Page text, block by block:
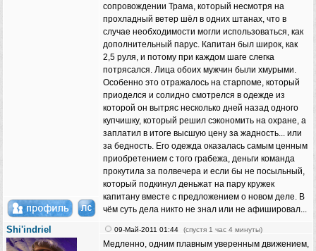
сопровождении Трама, который несмотря на
прохладный ветер шёл в одних штанах, что в
случае необходимости могли использоваться, как
дополнительный парус. Капитан был широк, как
2,5 руля, и потому при каждом шаге слегка
потрясался. Лица обоих мужчин были хмурыми.
Особенно это отражалось на старпоме, который
приоделся и солидно смотрелся в одежде из
которой он вытряс несколько дней назад одного
купчишку, который решил сэкономить на охране, а
заплатил в итоге высшую цену за жадность... или
за бедность. Его одежда оказалась самым ценным
приобретением с того грабежа, деньги команда
прокутила за полвечера и если бы не посыльный,
который подкинул деньжат на пару кружек
капитану вместе с предложением о новом деле. В
чём суть дела никто не знал или не афишировал...
Shi'indriel 09-Май-2011 01:44 (спустя 1 час 4 минуты)
Медленно, одним плавным уверенным движением,